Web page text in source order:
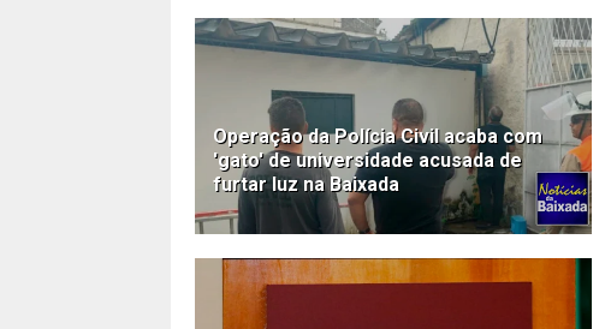
Operação da Polícia Civil acaba com
'gato' de universidade acusada de
furtar luz na Baixada